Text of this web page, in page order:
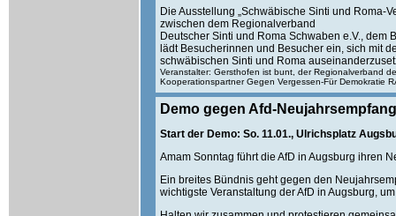
Die Ausstellung „Schwäbische Sinti und Roma-
zwischen dem Regionalverband
Deutscher Sinti und Roma Schwaben e.V.,
lädt Besucherinnen und Besucher ein, sich mit
schwäbischen Sinti und Roma
Veranstalter: Gersthofen ist bunt, der Regionalverband
Kooperationspartner Gegen Vergessen-Für Demokratie
Demo gegen Afd-Neujahrsempfang
Start der Demo: So. 11.01., Ulrichsplatz
Amam Sonntag führt die AfD in Augsburg ihren
Ein breites Bündnis geht gegen den
wichtigste Veranstaltung der AfD in Augsburg,